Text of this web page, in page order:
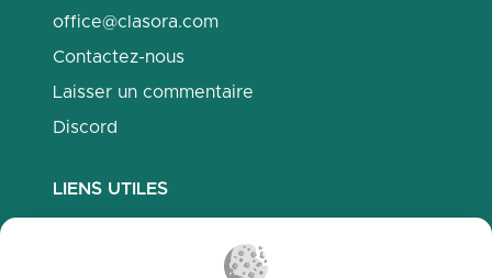
office@clasora.com
Contactez-nous
Laisser un commentaire
Discord
LIENS UTILES
Politique de confidentialité